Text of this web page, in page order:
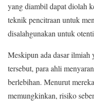
yang diambil dapat diolah
teknik pencitraan untuk
disalahgunakan untuk
Meskipun ada dasar
tersebut, para ahli
berlebihan. Menurut
memungkinkan, risiko